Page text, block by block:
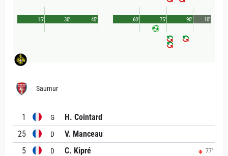
45'
15' 30' 90'
60' 75' 10'
Saumur
1 G
H. Cointard
25
D
V. Manceau
5
D C. Kipré 77'